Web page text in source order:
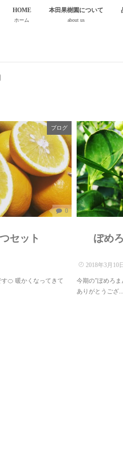
HOME
ホーム
本田果樹園について
about us
ブログ
0
セット
🍊 暖かくなってきて
ぽめ
2018年3月10日
今期の”ぽめろ
ありがとうござ...